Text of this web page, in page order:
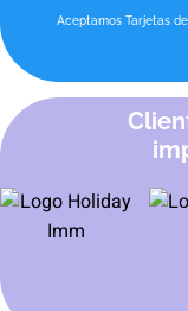
Aceptamos Tarjetas